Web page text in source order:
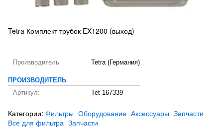
Tetra Комплект трубок EX1200 (выход)
Производитель Tetra (Германия)
ПРОИЗВОДИТЕЛЬ
Артикул:
Tet-167339
Категории: Фильтры Оборудование Аксессуары Запчасти
Все для фильтра Запчасти